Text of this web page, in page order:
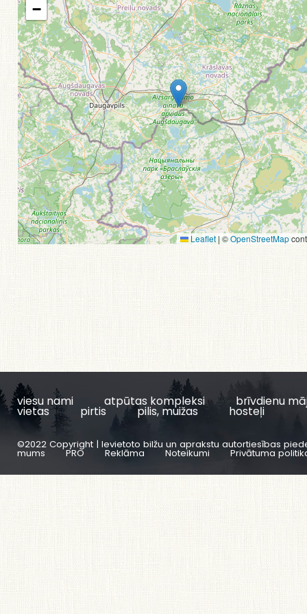
−
Leaflet | ©OpenStreetMap
viesu nami atpūtas kompleksi brīvdienu
vietas pirtis pilis, muižas hosteļi
©2022 Copyright | Ievietoto bilžu un aprakstu autortiesības
mums PRO Reklāma Noteikumi Privātuma